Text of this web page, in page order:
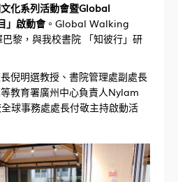
文化系列活動會暨Global
」啟動會。Global Walking
黎，與我校書院 「知彼行」研
倪明選教授、書院管理處副處長
教育署廣州中心負責人Nylam
球事務處處長付敬主持啟動活